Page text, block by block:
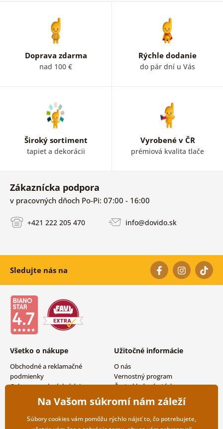
Doprava zdarma
nad 100 €
Rýchle dodanie
do pár dní u Vás
Široký sortiment
tapiet a dekorácii
Vyrobené v ČR
prémiová kvalita tlače
Zákaznícka podpora
v pracovných dňoch Po-Pi: 07:00 - 16:00
+421 222 205 470 info@dovido.sk
Sledujte nás na
Všetko o nákupe
Obchodné a reklamačné
podmienky
Ochrana osobných údajov
Možnosti dopravy a platby
Vrátenie tovaru
Užitočné informácie
O nás
Vernostný program
Často kladené otázky
Magazín
Kontakty
Veľkoobchodná spolupráca
Na Vašom súkromí nám záleží
Súbory cookies vám pomôžu rýchlo nájsť to, čo potrebujete,